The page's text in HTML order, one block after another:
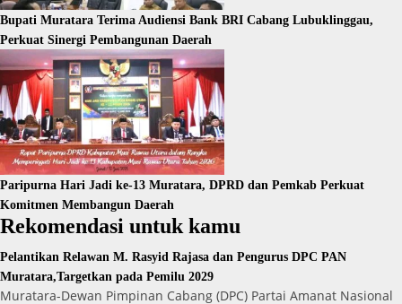
Bupati Muratara Terima Audiensi Bank BRI Cabang Lubuklinggau,
Perkuat Sinergi Pembangunan Daerah
Paripurna Hari Jadi ke-13 Muratara, DPRD dan Pemkab Perkuat
Komitmen Membangun Daerah
Rekomendasi untuk kamu
Pelantikan Relawan M. Rasyid Rajasa dan Pengurus DPC PAN
Muratara,Targetkan pada Pemilu 2029
Muratara-Dewan Pimpinan Cabang (DPC) Partai Amanat Nasional